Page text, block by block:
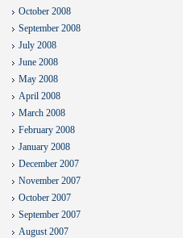
October 2008
September 2008
July 2008
June 2008
May 2008
April 2008
March 2008
February 2008
January 2008
December 2007
November 2007
October 2007
September 2007
August 2007